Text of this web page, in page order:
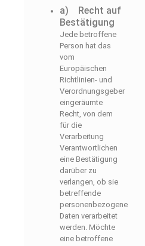
a) Recht auf
Bestätigung
Jede betroffene
Person hat das
vom
Europäischen
Richtlinien- und
Verordnungsgeber
eingeräumte
Recht, von dem
für die
Verarbeitung
Verantwortlichen
eine Bestätigung
darüber zu
verlangen, ob sie
betreffende
personenbezogene
Daten verarbeitet
werden. Möchte
eine betroffene